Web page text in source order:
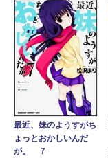
最近、妹のようすがち
ょっとおかしいんだ
が。 ７